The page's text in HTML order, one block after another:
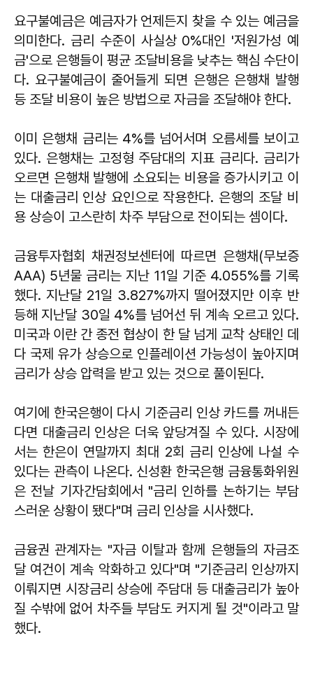
요구불예금은 예금자가 언제든지 찾을 수 있는 예금을
의미한다. 금리 수준이 사실상 0%대인 '저원가성 예
금'으로 은행들이 평균 조달비용을 낮추는 핵심 수단이
다. 요구불예금이 줄어들게 되면 은행은 은행채 발행
등 조달 비용이 높은 방법으로 자금을 조달해야 한다.
이미 은행채 금리는 4%를 넘어서며 오름세를 보이고
있다. 은행채는 고정형 주담대의 지표 금리다. 금리가
오르면 은행채 발행에 소요되는 비용을 증가시키고 이
는 대출금리 인상 요인으로 작용한다. 은행의 조달 비
용 상승이 고스란히 차주 부담으로 전이되는 셈이다.
금융투자협회 채권정보센터에 따르면 은행채(무보증
AAA) 5년물 금리는 지난 11일 기준 4.055%를 기록
했다. 지난달 21일 3.827%까지 떨어졌지만 이후 반
등해 지난달 30일 4%를 넘어선 뒤 계속 오르고 있다.
미국과 이란 간 종전 협상이 한 달 넘게 교착 상태인 데
다 국제 유가 상승으로 인플레이션 가능성이 높아지며
금리가 상승 압력을 받고 있는 것으로 풀이된다.
여기에 한국은행이 다시 기준금리 인상 카드를 꺼내든
다면 대출금리 인상은 더욱 앞당겨질 수 있다. 시장에
서는 한은이 연말까지 최대 2회 금리 인상에 나설 수
있다는 관측이 나온다. 신성환 한국은행 금융통화위원
은 전날 기자간담회에서 "금리 인하를 논하기는 부담
스러운 상황이 됐다"며 금리 인상을 시사했다.
금융권 관계자는 "자금 이탈과 함께 은행들의 자금조
달 여건이 계속 악화하고 있다"며 "기준금리 인상까지
이뤄지면 시장금리 상승에 주담대 등 대출금리가 높아
질 수밖에 없어 차주들 부담도 커지게 될 것"이라고 말
했다.